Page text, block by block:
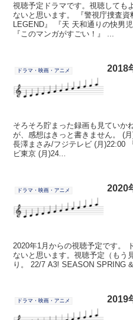
視聴予定ドラマです。視聴しても
ないと思います。 『警視庁捜査
LEGEND』 『天 天和通りの快男
『このマンガがすごい！』 ...
ドラマ・映画・アニメ 2018
そろそろ貯まった録画も見ていか
が、感想はきっと書きません。 (
長澤まさみ/フジテレビ (月)22:00
ビ東京 (月)24...
ドラマ・映画・アニメ 2020
2020年1月からの視聴予定です。
ないと思います。視聴予定（もう
り。 22/7 A3! SEASON SPRING
ドラマ・映画・アニメ 2019